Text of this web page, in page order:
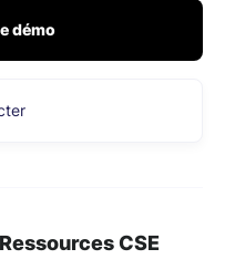
démo
Ressources CSE